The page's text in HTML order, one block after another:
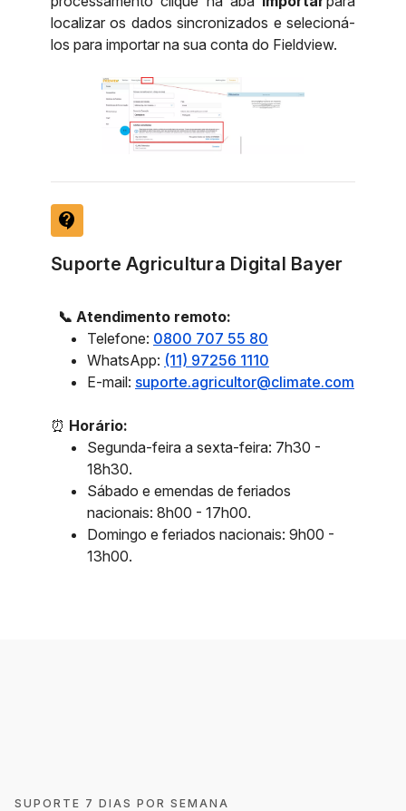
localizar os dados sincronizados e selecioná-
los para importar na sua conta do Fieldview.
contact_support
Suporte Agricultura Digital Bayer
📞 Atendimento remoto:
Telefone: 0800 707 55 80
WhatsApp: (11) 97256 1110
E-mail: suporte.agricultor@climate.com
⏰ Horário:
Segunda-feira a sexta-feira: 7h30 -
18h30.
Sábado e emendas de feriados
nacionais: 8h00 - 17h00.
Domingo e feriados nacionais: 9h00 -
13h00.
SUPORTE 7 DIAS POR SEMANA